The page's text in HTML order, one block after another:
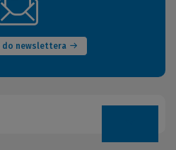
do newslettera
(Nowe
okno)